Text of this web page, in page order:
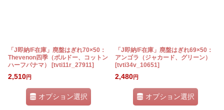
「J即納/F在庫」廃盤はぎれ70×50：
Thevenon四季（ボルドー、コットン
ハーフパナマ）
[tvti11r_27911]
2,510円
オプション選択
「J即納/F在庫」廃盤はぎれ69×50：
アンゴラ（ジャカード、グリーン）
[tvti34v_10651]
2,480円
オプション選択